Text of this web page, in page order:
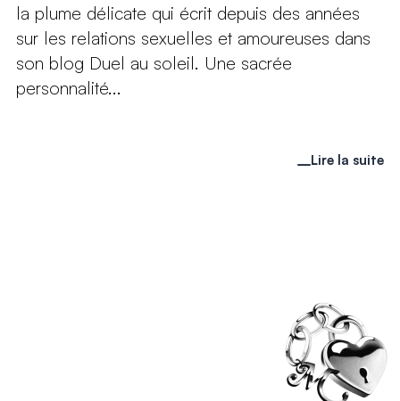
la plume délicate qui écrit depuis des années
sur les relations sexuelles et amoureuses dans
son blog Duel au soleil. Une sacrée
personnalité...
Lire la suite